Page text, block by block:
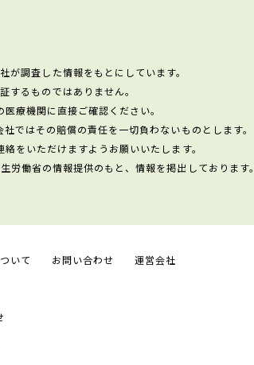
調査した情報をもとにしています。
するものではありません。
療機関に直接ご確認ください。
ではその賠償の責任を一切負わないものとします。
をいただけますようお願いいたします。
働省の情報提供のもと、情報を掲出しております。
いて お問い合わせ 運営会社